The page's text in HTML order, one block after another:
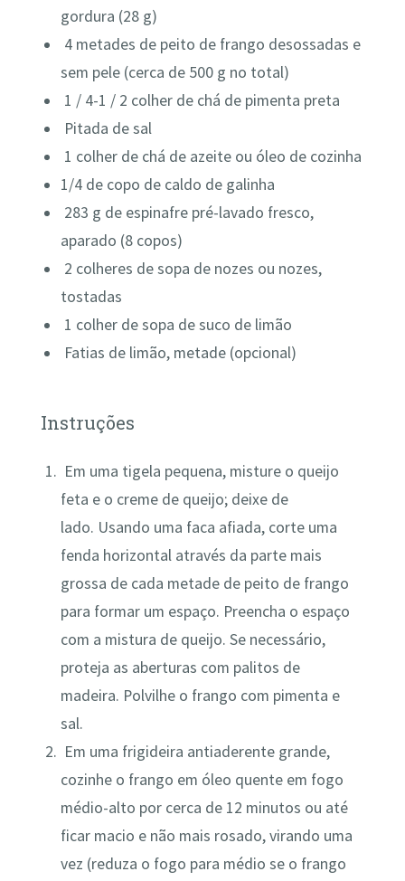
gordura (28 g)
4 metades de peito de frango desossadas e
sem pele (cerca de 500 g no total)
1 / 4-1 / 2 colher de chá de pimenta preta
Pitada de sal
1 colher de chá de azeite ou óleo de cozinha
1/4 de copo de caldo de galinha
283 g de espinafre pré-lavado fresco,
aparado (8 copos)
2 colheres desopa de nozes ou nozes,
tostadas
1 colher desopa desuco de limão
Fatias de limão, metade (opcional)
Instruções
Em uma tigela pequena, misture o queijo
feta e o creme de queijo; deixe de
lado. Usando uma faca afiada, corte uma
fenda horizontal através da parte mais
grossa de cada metade de peito de frango
para formar um espaço. Preencha o espaço
com a mistura de queijo. Se necessário,
proteja as aberturas com palitos de
madeira. Polvilhe o frango com pimenta e
sal.
Em uma frigideira antiaderente grande,
cozinhe o frango em óleo quente em fogo
médio-alto por cerca de 12 minutos ou até
ficar macio e não mais rosado, virando uma
vez (reduza o fogo para médio se o frango